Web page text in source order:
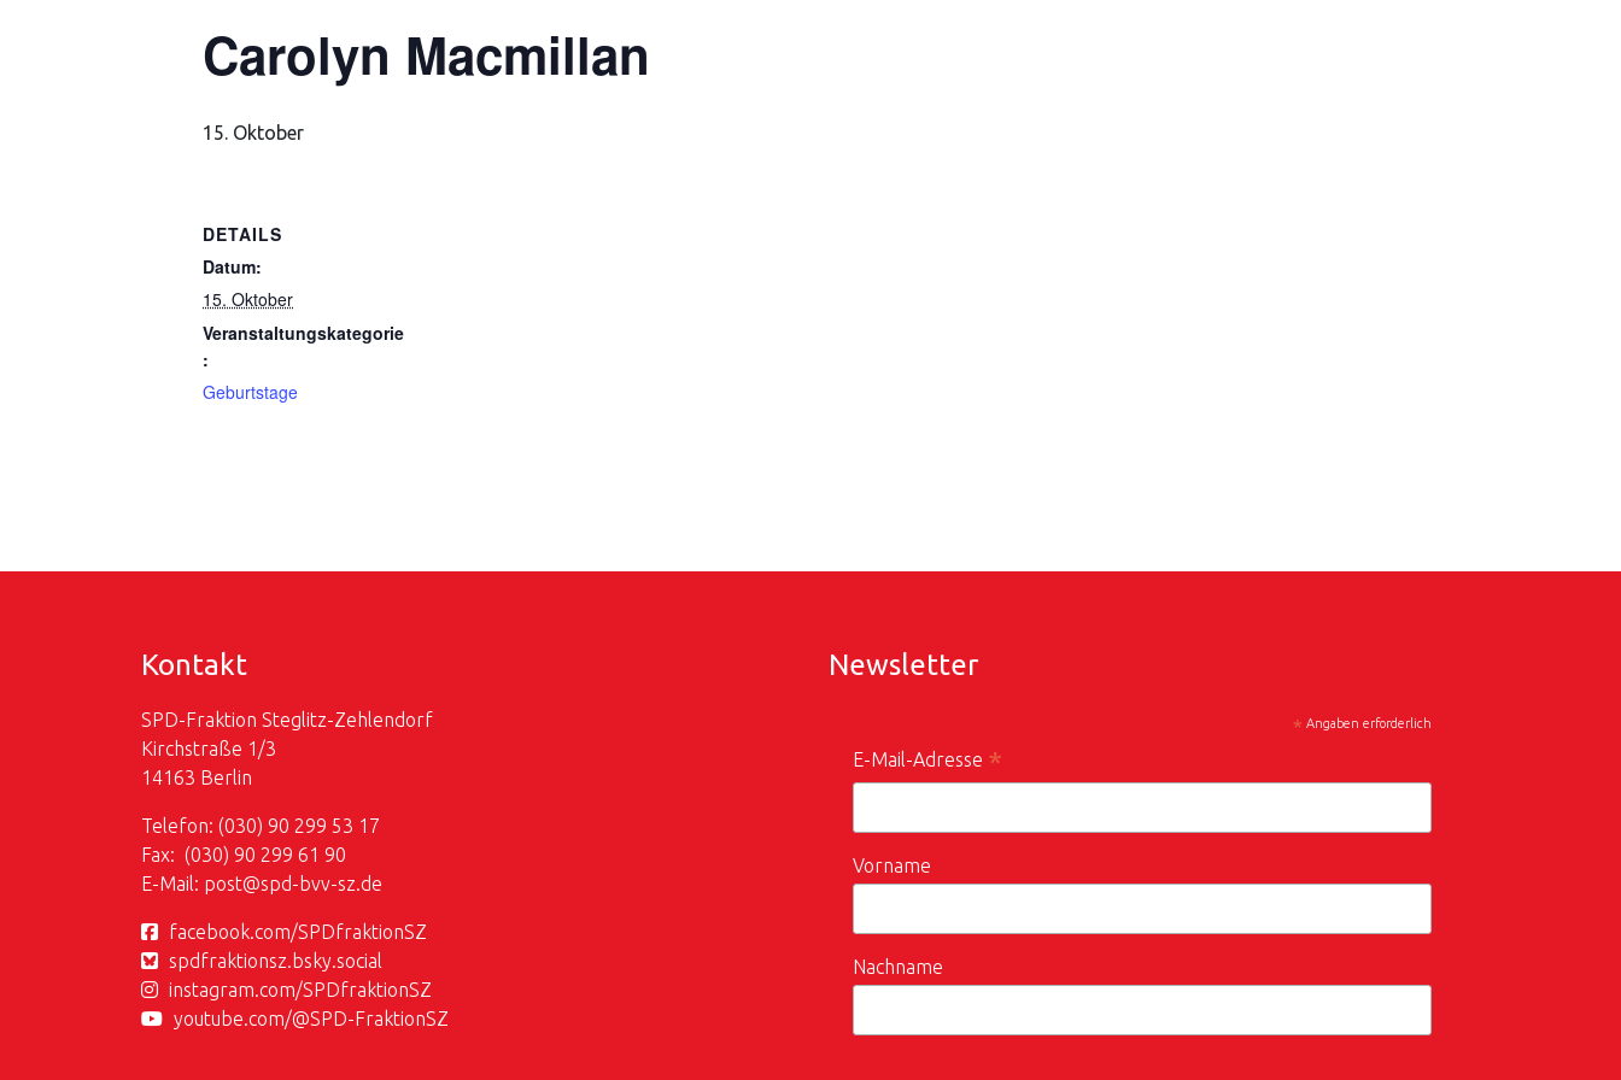
Carolyn Macmillan
15. Oktober
DETAILS
Datum:
15. Oktober
Veranstaltungskategorie
:
Geburtstage
Kontakt
SPD-Fraktion Steglitz-Zehlendorf
Kirchstraße 1/3
14163 Berlin
Telefon: (030) 90 299 53 17
Fax: (030) 90 299 61 90
E-Mail: post@spd-bvv-sz.de
facebook.com/SPDfraktionSZ
spdfraktionsz.bsky.social
instagram.com/SPDfraktionSZ
youtube.com/@SPD-FraktionSZ
Newsletter
* Angaben erforderlich
E-Mail-Adresse *
Vorname
Nachname